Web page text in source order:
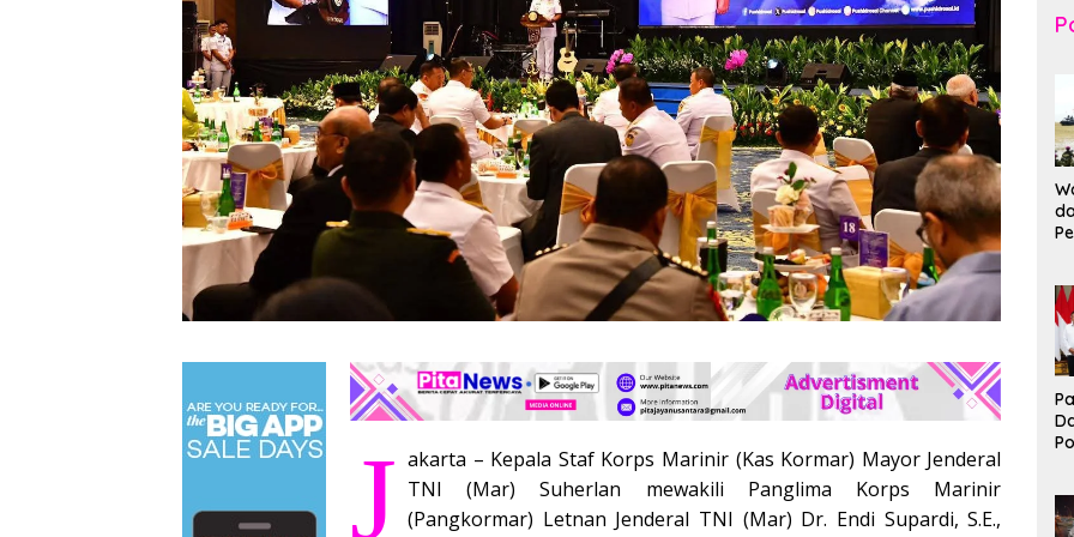
J akarta – Kepala Staf Korps Marinir (Kas Kormar) Mayor Jenderal
TNI (Mar) Suherlan mewakili Panglima Korps Marinir
(Pangkormar) Letnan Jenderal TNI (Mar) Dr. Endi Supardi, S.E.,